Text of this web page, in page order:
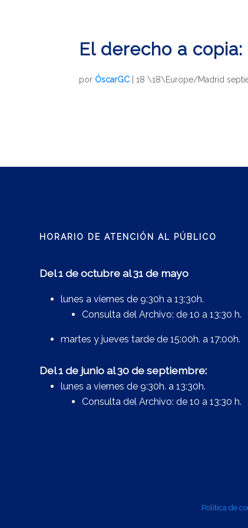
El derecho a
por ÓscarGC |18 \18\Europe/Madrid
HORARIO DE ATENCIÓN AL PÚBLICO
Del 1 de octubre al 31 de mayo
lunes a viernes de 9:30h a 13:30h.
Consulta del Archivo: de 10 a 13:30 h.
martes y jueves tarde de 15:00h. a 17:00h.
Del 1 de junio al 30 de septiembre:
lunes a viernes de 9:30h. a 13:30h.
Consulta del Archivo: de 10 a 13:30 h.
Política de